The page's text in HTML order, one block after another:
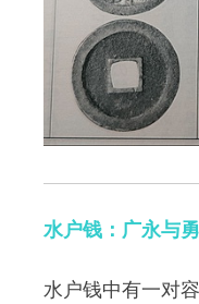
水户钱：广永与
水户钱中有一对